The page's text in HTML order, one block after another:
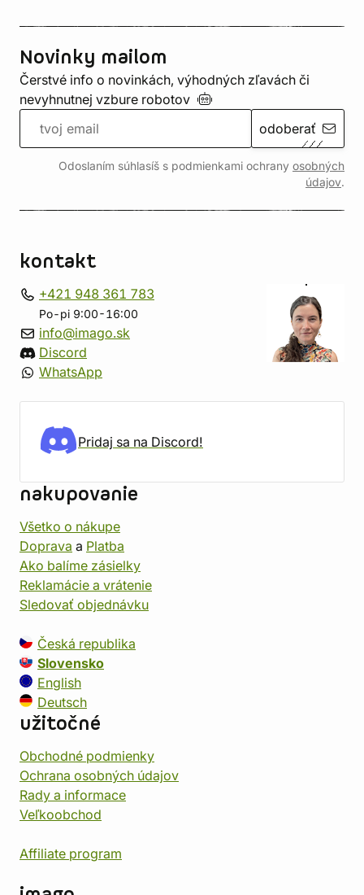
Novinky mailom
Čerstvé info o novinkách, výhodných zľavách či
nevyhnutnej vzbure robotov
odoberať
Odoslaním súhlasíš s podmienkami ochrany osobných
údajov.
kontakt
+421 948 361 783
Po-pi 9:00-16:00
info@imago.sk
Discord
WhatsApp
Pridaj sa na Discord!
nakupovanie
Všetko o nákupe
Doprava a Platba
Ako balíme zásielky
Reklamácie a vrátenie
Sledovať objednávku
Česká republika
Slovensko
English
Deutsch
užitočné
Obchodné podmienky
Ochrana osobných údajov
Rady a informace
Veľkoobchod
Affiliate program